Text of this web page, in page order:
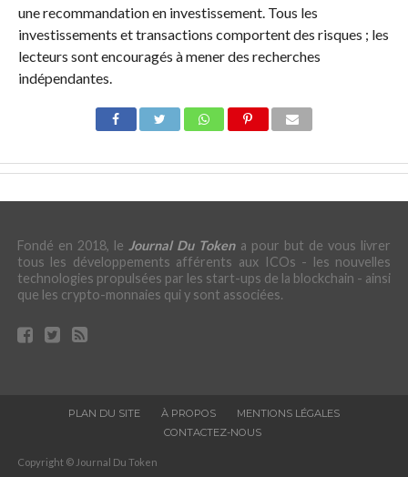
une recommandation en investissement. Tous les
investissements et transactions comportent des risques ; les
lecteurs sont encouragés à mener des recherches
indépendantes.
Fondé en 2018, le Journal Du Tokena pour but de vous livrer
tous les développements afférents aux ICOs - les nouvelles
technologies propulsées par les start-ups de la blockchain - ainsi
que les crypto-monnaies qui y sont associées.
PLAN DU SITE À PROPOS
MENTIONS LÉGALES
CONTACTEZ-NOUS
Copyright © Journal Du Token